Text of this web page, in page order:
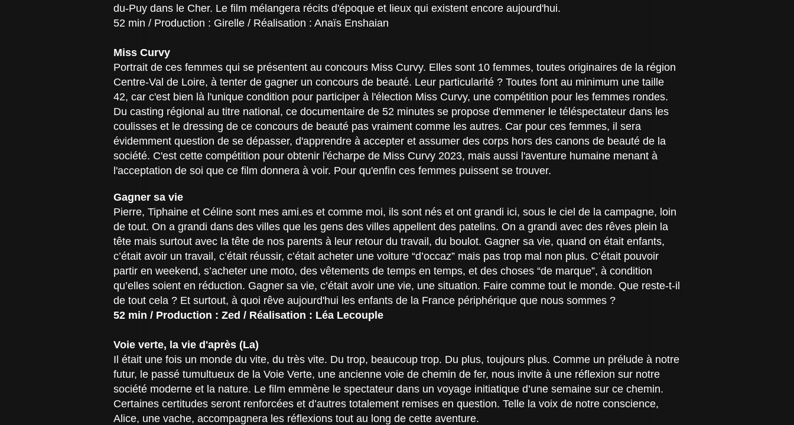
du-Puy dans le Cher. Le film mélangera récits d'époque et lieux qui existent encore aujourd'hui.
52 min / Production : Girelle / Réalisation : Anaïs Enshaian
Miss Curvy
Portrait de ces femmes qui se présentent au concours Miss Curvy. Elles sont 10 femmes, toutes originaires de la région
Centre-Val de Loire, à tenter de gagner un concours de beauté. Leur particularité ? Toutes font au minimum une taille
42, car c'est bien là l'unique condition pour participer à l'élection Miss Curvy, une compétition pour les femmes rondes.
Du casting régional au titre national, ce documentaire de 52 minutes se propose d'emmener le téléspectateur dans les
coulisses et le dressing de ce concours de beauté pas vraiment comme les autres. Car pour ces femmes, il sera
évidemment question de se dépasser, d'apprendre à accepter et assumer des corps hors des canons de beauté de la
société. C'est cette compétition pour obtenir l'écharpe de Miss Curvy 2023, mais aussi l'aventure humaine menant à
l'acceptation de soi que ce film donnera à voir. Pour qu'enfin ces femmes puissent se trouver.
Gagner sa vie
Pierre, Tiphaine et Céline sont mes ami.es et comme moi, ils sont nés et ont grandi ici, sous le ciel de la campagne, loin
de tout. On a grandi dans des villes que les gens des villes appellent des patelins. On a grandi avec des rêves plein la
tête mais surtout avec la tête de nos parents à leur retour du travail, du boulot. Gagner sa vie, quand on était enfants,
c’était avoir un travail, c’était réussir, c’était acheter une voiture “d’occaz” mais pas trop mal non plus. C’était pouvoir
partir en weekend, s’acheter une moto, des vêtements de temps en temps, et des choses “de marque”, à condition
qu’elles soient en réduction. Gagner sa vie, c’était avoir une vie, une situation. Faire comme tout le monde. Que reste-t-il
de tout cela ? Et surtout, à quoi rêve aujourd'hui les enfants de la France périphérique que nous sommes ?
52 min / Production : Zed / Réalisation : Léa Lecouple
Voie verte, la vie d'après (La)
Il était une fois un monde du vite, du très vite. Du trop, beaucoup trop. Du plus, toujours plus. Comme un prélude à notre
futur, le passé tumultueux de la Voie Verte, une ancienne voie de chemin de fer, nous invite à une réflexion sur notre
société moderne et la nature. Le film emmène le spectateur dans un voyage initiatique d’une semaine sur ce chemin.
Certaines certitudes seront renforcées et d’autres totalement remises en question. Telle la voix de notre conscience,
Alice, une vache, accompagnera les réflexions tout au long de cette aventure.